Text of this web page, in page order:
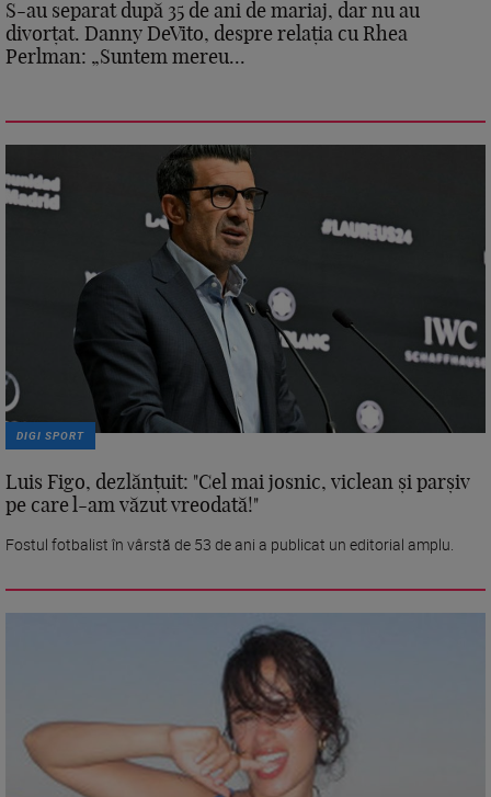
S-au separat după 35 de ani de mariaj, dar nu au
divorțat. Danny DeVito, despre relația cu Rhea
Perlman: „Suntem mereu...
DIGI SPORT
Luis Figo, dezlănțuit: "Cel mai josnic, viclean și parșiv
pe care l-am văzut vreodată!"
Fostul fotbalist în vârstă de 53 de ani a publicat un editorial amplu.